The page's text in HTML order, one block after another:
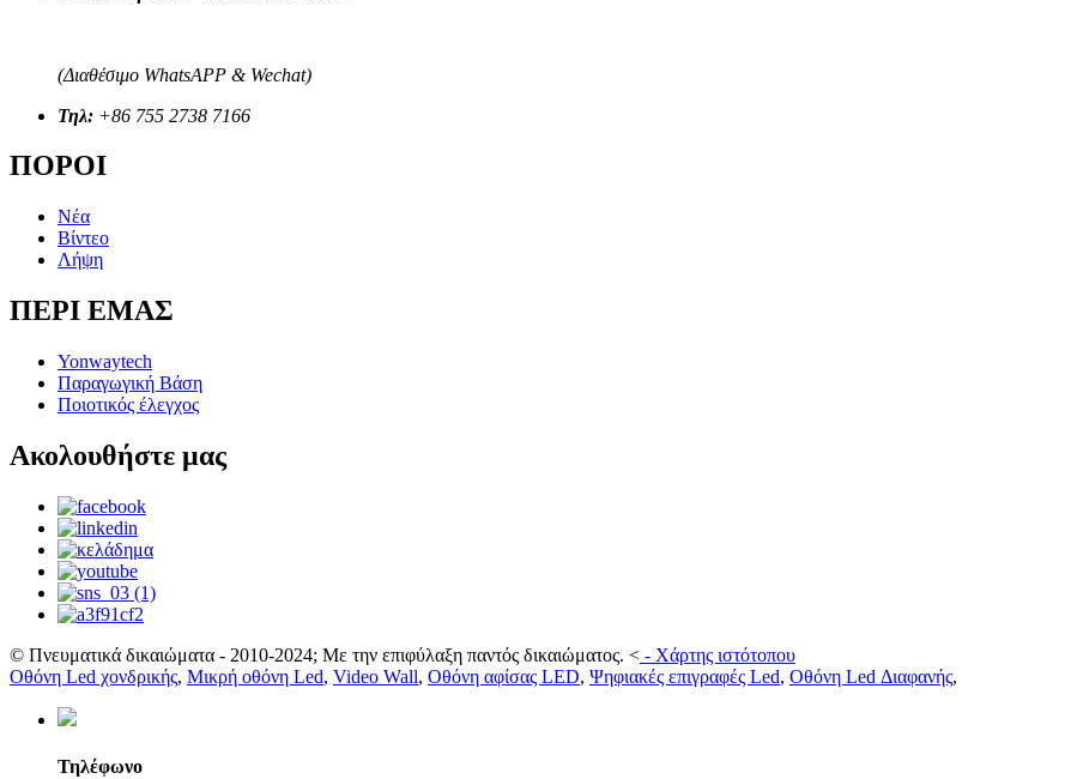
(Διαθέσιμο WhatsAPP & Wechat)
Τηλ: +86 755 2738 7166
ΠΟΡΟΙ
Νέα
Βίντεο
Λήψη
ΠΕΡΙ ΕΜΑΣ
Yonwaytech
Παραγωγική Βάση
Ποιοτικός έλεγχος
Ακολουθήστε μας
© Πνευματικά δικαιώματα - 2010-2024; Με την επιφύλαξη παντός δικαιώματος. < - Χάρτης ιστότοπου
Οθόνη Led χονδρικής, Μικρή οθόνη Led, Video Wall, Οθόνη αφίσας LED, Ψηφιακές επιγραφές Led, Οθόνη Led Διαφανής,
Τηλέφωνο